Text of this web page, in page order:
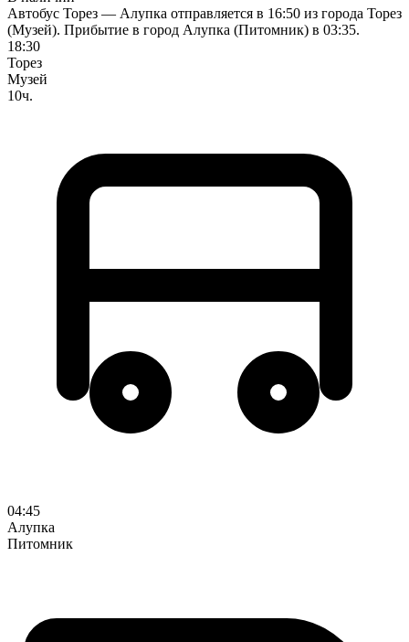
Автобус Торез — Алупка отправляется в 16:50 из города Торез
(Музей). Прибытие в город Алупка (Питомник) в 03:35.
18:30
Торез
Музей
10ч.
04:45
Алупка
Питомник